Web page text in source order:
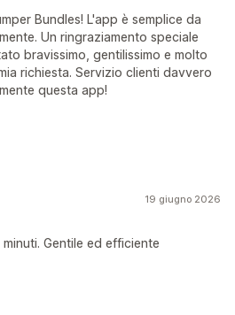
Bundles! L'app è semplice da
Un ringraziamento speciale
bravissimo, gentilissimo e molto
richiesta. Servizio clienti davvero
questa app!
19 giugno 2026
Gentile ed efficiente